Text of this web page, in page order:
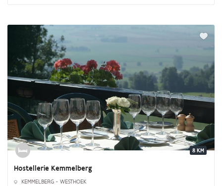
8 KM
Hostellerie Kemmelberg
KEMMELBERG - WESTHOEK